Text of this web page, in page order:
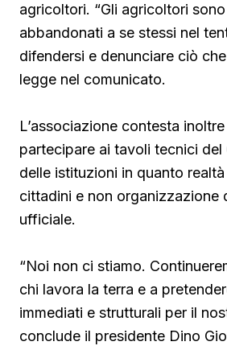
agricoltori. “Gli agricoltori
abbandonati a se stessi nel
difendersi e denunciare ciò
legge nel comunicato.
L’associazione contesta
partecipare ai tavoli tecnici del
delle istituzioni in quanto
cittadini e non organizzazione
ufficiale.
“Noi non ci stiamo.
chi lavora la terra e a
immediati e strutturali per il
conclude il presidente Dino